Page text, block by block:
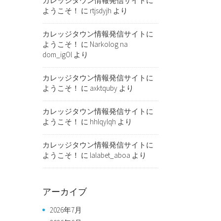
ようこそ！ に rtjsdyjh より
カレッジタウン情報発信サイトに
ようこそ！ に Narkolog na
dom_igOl より
カレッジタウン情報発信サイトに
ようこそ！ に axktquby より
カレッジタウン情報発信サイトに
ようこそ！ に hhlqylqh より
カレッジタウン情報発信サイトに
ようこそ！ に lalabet_aboa より
アーカイブ
2026年7月